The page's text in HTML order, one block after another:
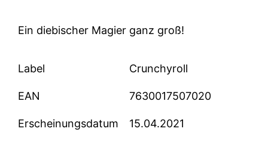
Ein diebischer Magier ganz groß!
Label Crunchyroll
EAN 7630017507020
Erscheinungsdatum 15.04.2021